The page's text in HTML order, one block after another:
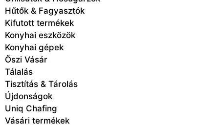
Hűtők & Fagyasztók
Kifutott termékek
Konyhai eszközök
Konyhai gépek
Őszi Vásár
Tálalás
Tisztítás & Tárolás
Újdonságok
Uniq Chafing
Vásári termékek